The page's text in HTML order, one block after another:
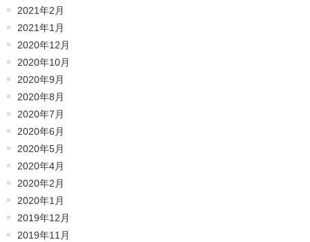
2021年2月
2021年1月
2020年12月
2020年10月
2020年9月
2020年8月
2020年7月
2020年6月
2020年5月
2020年4月
2020年2月
2020年1月
2019年12月
2019年11月